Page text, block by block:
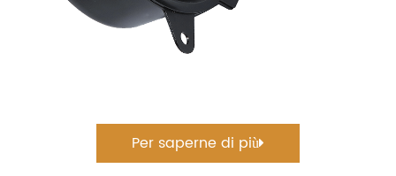
Per saperne di più